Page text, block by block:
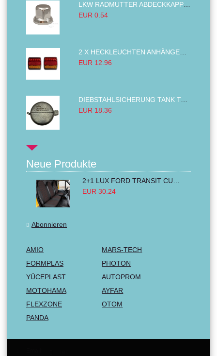
EUR 0.54
EUR 12.96
DIEBSTAHLSICHERUNG TANK TANKDECKEL DIESELTANK KRAFTSTOFFTANKDECKEL VERRIEGELUNG PASSEND FÜR LKW PKW TRAKTOREN BAGGER 80MM
EUR 18.36
Neue Produkte
EUR 30.24
Abonnieren
AMIO
MARS-TECH
FORMPLAS
PHOTON
YÜCEPLAST
AUTOPROM
MOTOHAMA
AYFAR
FLEXZONE
OTOM
PANDA